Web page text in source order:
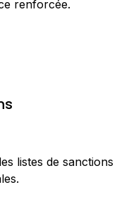
renforcée.
listes de sanctions